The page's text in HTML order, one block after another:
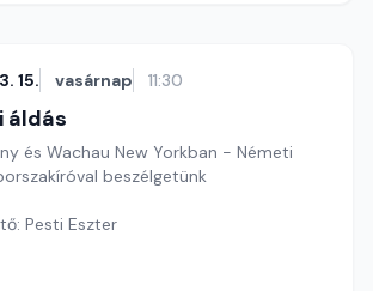
15. vasárnap 11:30
áldás
és Wachau New Yorkban - Németi
beszélgetünk
Pesti Eszter